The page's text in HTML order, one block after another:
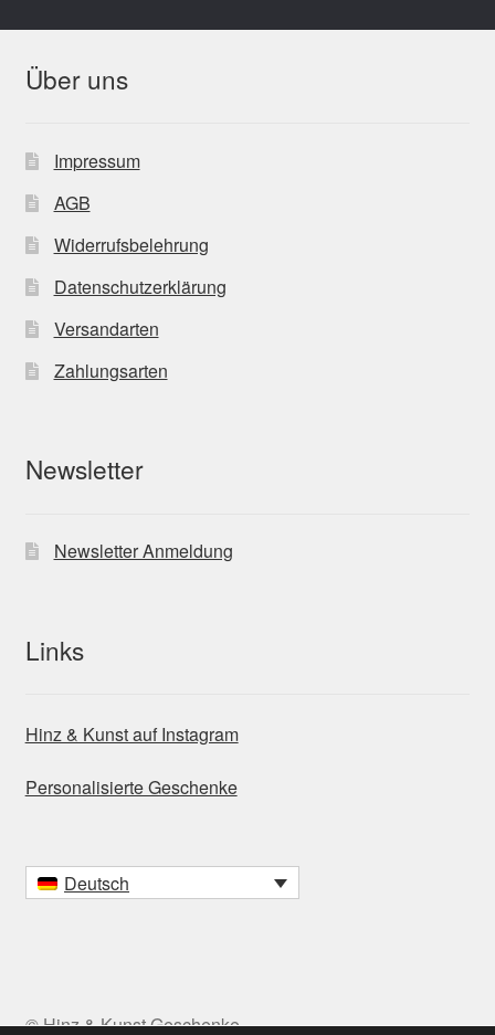
Über uns
Impressum
AGB
Widerrufsbelehrung
Datenschutzerklärung
Versandarten
Zahlungsarten
Newsletter
Newsletter Anmeldung
Links
Hinz & Kunst auf Instagram
Personalisierte Geschenke
Deutsch
© Hinz & Kunst Geschenke